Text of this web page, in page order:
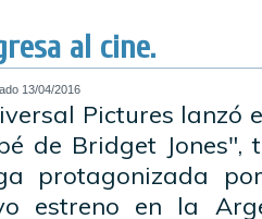
al cine.
13/04/2016
Pictures lanzó
de Bridget
protagonizada
estreno en la